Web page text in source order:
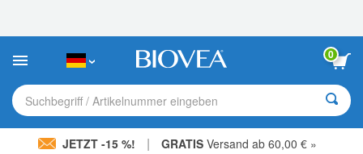
Sie:
Website
ein
Barrierefreiheitssystem.
0
Suchbegriff / Artikelnummer eingeben
JETZT -15 %! | GRATIS Versand ab 60,00 € »